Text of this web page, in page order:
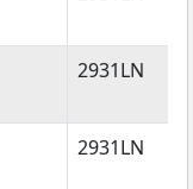
2931LN
2931LN